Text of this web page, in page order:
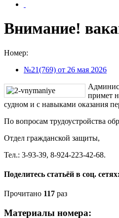
Внимание!
Номер:
№21(769) от 26 мая 2026
примет
судном и с навыками оказания
По вопросам трудоустройства
Отдел гражданской защиты,
Тел.: 3-93-39, 8-924-223-42-68.
Поделитесь статьёй в соц. сетях:
Прочитано 117 раз
Материалы номера: